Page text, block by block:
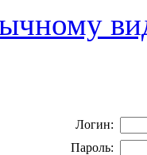
Логин:
Пароль: